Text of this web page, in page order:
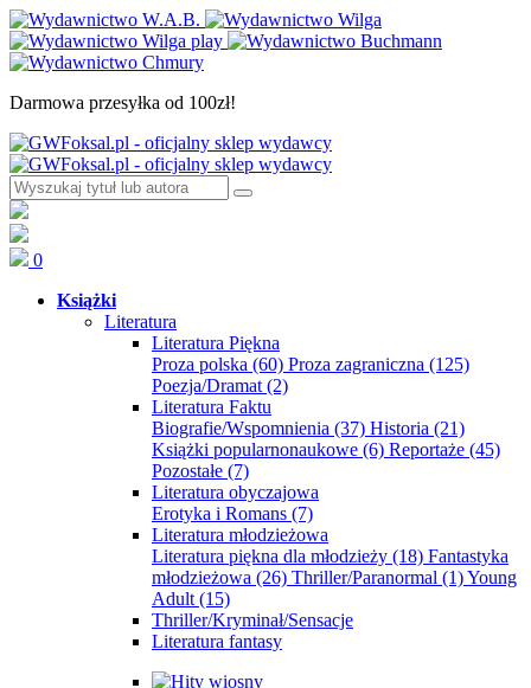
Darmowa przesyłka od 100zł!
0
Książki
Literatura
Literatura Piękna
Proza polska (60) Proza zagraniczna (125)
Poezja/Dramat (2)
Literatura Faktu
Biografie/Wspomnienia (37) Historia (21)
Książki popularnonaukowe (6) Reportaże (45)
Pozostałe (7)
Literatura obyczajowa
Erotyka i Romans (7)
Literatura młodzieżowa
Literatura piękna dla młodzieży (18) Fantastyka
młodzieżowa (26) Thriller/Paranormal (1)Young
Adult (15)
Thriller/Kryminał/Sensacje
Literatura fantasy